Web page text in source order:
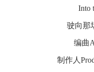
Into
驶向那
编曲
制作人